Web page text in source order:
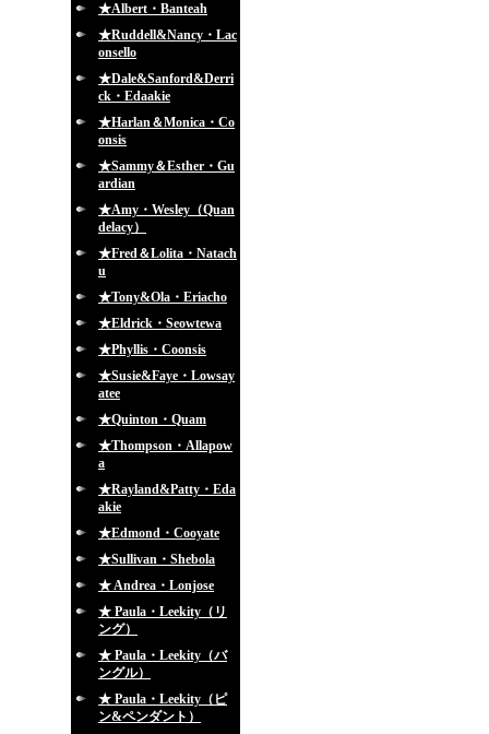
★Albert・Banteah
★Ruddell&Nancy・Lac
onsello
★Dale&Sanford&Derri
ck・Edaakie
★Harlan＆Monica・Co
onsis
★Sammy＆Esther・Gu
ardian
★Amy・Wesley（Quan
delacy）
★Fred＆Lolita・Natach
u
★Tony&Ola・Eriacho
★Eldrick・Seowtewa
★Phyllis・Coonsis
★Susie&Faye・Lowsay
atee
★Quinton・Quam
★Thompson・Allapow
a
★Rayland&Patty・Eda
akie
★Edmond・Cooyate
★Sullivan・Shebola
★ Andrea・Lonjose
★ Paula・Leekity（リ
ング）
★ Paula・Leekity（バ
ングル）
★ Paula・Leekity（ピ
ン&ペンダント）